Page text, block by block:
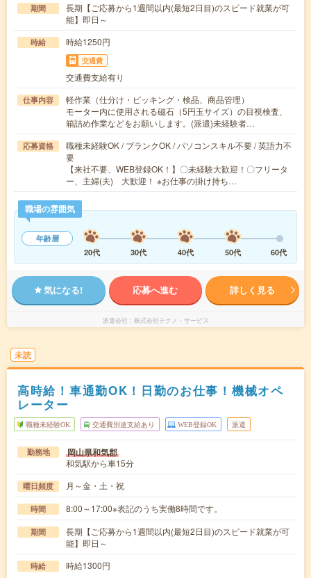
期間
長期【ご応募から1週間以内(最短2日目)のスピード就業が可
能】即日～
時給 時給1250円
交通費
交通費支給有り
仕事内容
軽作業（仕分け・ピッキング・検品、商品管理）
モーター内に使用される磁石（5円玉サイズ）の目視検査、
箱詰め作業などをお願いします。(派遣)未経験者…
応募資格
職種未経験OK / ブランクOK / パソコンスキル不要 / 英語力不
要
【来社不要、WEB登録OK！】〇未経験大歓迎！〇フリータ
ー、主婦(夫) 大歓迎！ ※お仕事の掛け持ち…
職場の雰囲気
年齢層
20代
30代 40代 50代 60代
気になる! 応募へ進む 詳しく見る
派遣会社 株式会社テクノ・サービス
未読
高時給！車通勤OK！日勤のお仕事！機械オペ
レーター
職種未経験OK 交通費別途支給あり WEB登録OK 派遣
勤務地 岡山県和気郡
和気駅から車15分
曜日頻度 月～金・土・祝
時間 8:00～17:00※表記のうち実働8時間です。
期間
長期【ご応募から1週間以内(最短2日目)のスピード就業が可
能】即日～
時給 時給1300円